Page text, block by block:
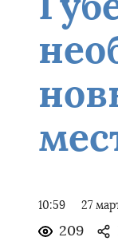
10:59 27
209